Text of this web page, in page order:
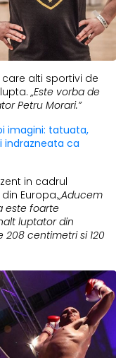
alti sportivi de
lupta.„Este vorba de
Petru Morari.”
imagini: tatuata,
indrazneata ca
in cadrul
Europa.„Aducem
este foarte
luptator din
208 centimetri si 120